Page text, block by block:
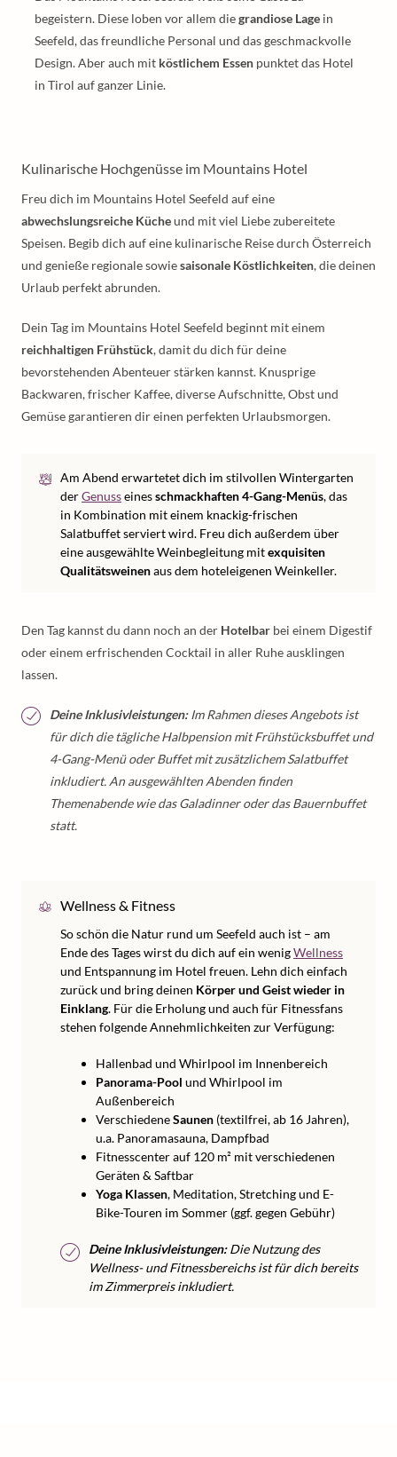
begeistern. Diese loben vor allem diegrandiose Lage in
Seefeld, das freundliche Personal und das geschmackvolle
Design. Aber auch mit köstlichem Essen punktet das Hotel
in Tirol auf ganzer Linie.
Kulinarische Hochgenüsse im Mountains Hotel
Freu dich im Mountains Hotel Seefeld auf eine
abwechslungsreiche Kücheund mit viel Liebe zubereitete
Speisen. Begib dich auf eine kulinarische Reise durch Österreich
und genieße regionale sowiesaisonale Köstlichkeiten, die deinen
Urlaub perfekt abrunden.
Dein Tag im Mountains Hotel Seefeld beginnt mit einem
reichhaltigen Frühstück, damit du dich für deine
bevorstehenden Abenteuer stärken kannst. Knusprige
Backwaren, frischer Kaffee, diverse Aufschnitte, Obst und
Gemüse garantieren dir einen perfekten Urlaubsmorgen.
Am Abend erwartetet dich im stilvollen Wintergarten
derGenusseinesschmackhaften 4-Gang-Menüs, das
in Kombination mit einem knackig-frischen
Salatbuffet serviert wird. Freu dich außerdem über
eine ausgewählte Weinbegleitung mitexquisiten
Qualitätsweinenaus dem hoteleigenen Weinkeller.
Den Tag kannst du dann noch an der Hotelbar bei einem Digestif
oder einem erfrischenden Cocktail in aller Ruhe ausklingen
lassen.
Deine Inklusivleistungen:Im Rahmen dieses Angebots ist
für dich die tägliche Halbpension mit Frühstücksbuffet und
4-Gang-Menü oder Buffet mit zusätzlichem Salatbuffet
inkludiert. An ausgewählten Abenden finden
Themenabende wie das Galadinner oder das Bauernbuffet
statt.
Wellness & Fitness
So schön die Natur rund um Seefeld auch ist – am
Ende des Tages wirst du dich auf ein wenigWellness
und Entspannung im Hotel freuen. Lehn dich einfach
zurück und bring deinen Körper und Geist wieder in
Einklang. Für die Erholung und auch für Fitnessfans
stehen folgende Annehmlichkeiten zur Verfügung:
Hallenbad und Whirlpool im Innenbereich
Panorama-Pool und Whirlpool im
Außenbereich
VerschiedeneSaunen (textilfrei, ab 16 Jahren),
u.a. Panoramasauna, Dampfbad
Fitnesscenter auf 120 m² mit verschiedenen
Geräten & Saftbar
Yoga Klassen, Meditation, Stretching und E-
Bike-Touren im Sommer (ggf. gegen Gebühr)
Deine Inklusivleistungen:Die Nutzung des
Wellness- und Fitnessbereichs ist für dich bereits
im Zimmerpreis inkludiert.